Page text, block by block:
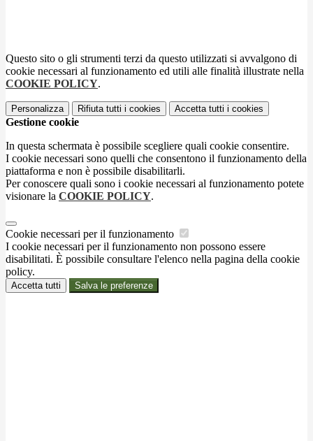
Questo sito o gli strumenti terzi da questo utilizzati si avvalgono di
cookie necessari al funzionamento ed utili alle finalità illustrate nella
COOKIE POLICY.
Personalizza Rifiuta tutti i cookies Accetta tutti i cookies
Gestione cookie
In questa schermata è possibile scegliere quali cookie consentire.
I cookie necessari sono quelli che consentono il funzionamento della
piattaforma e non è possibile disabilitarli.
Per conoscere quali sono i cookie necessari al funzionamento potete
visionare la COOKIE POLICY.
Cookie necessari per il funzionamento
I cookie necessari per il funzionamento non possono essere
disabilitati. È possibile consultare l'elenco nella pagina della cookie
policy.
Accetta tutti Salva le preferenze